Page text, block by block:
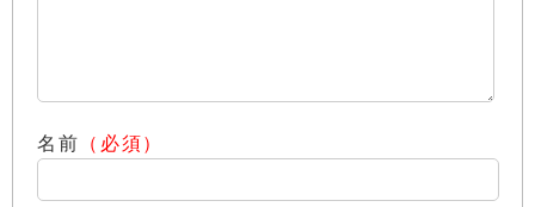
名前 （必須）